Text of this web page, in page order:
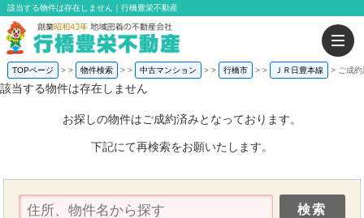
該当する物件は存在しません｜行橋豊栄不動産
TOPページ > 物件検索 > 中古マンション > 行橋市 > ＪＲ日豊本線 ご成
該当する物件は存在しません
お探しの物件はご成約済みとなっております。
下記にて再検索をお願いたします。